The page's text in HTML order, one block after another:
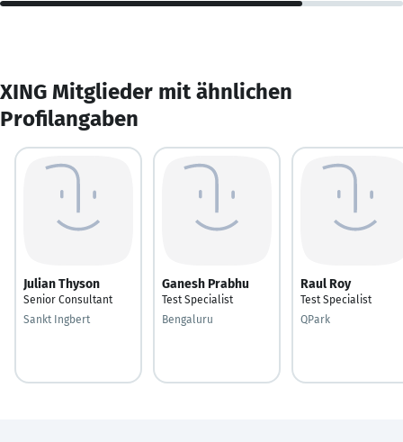
XING Mitglieder mit ähnlichen
Profilangaben
Julian Thyson
Senior Consultant
Sankt Ingbert
Ganesh Prabhu
Test Specialist
Bengaluru
Raul Roy
Test Specialist
QPark